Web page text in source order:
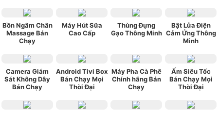
Bồn Ngâm Chân
Massage Bán
Chạy
Máy Hút Sữa
Cao Cấp
Thùng Đựng
Gạo Thông Minh
Bật Lửa Điện
Cảm Ứng Thông
Minh
Camera Giám
Sát Không Dây
Bán Chạy
Android Tivi Box
Bán Chạy Mọi
Thời Đại
Máy Pha Cà Phê
Chính hãng Bán
Chạy
Ấm Siêu Tốc
Bán Chạy Mọi
Thời Đại